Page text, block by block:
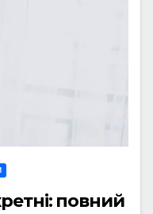
повний